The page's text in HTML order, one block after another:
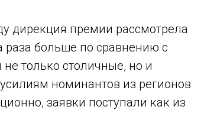
дирекция премии рассмотрела
раза больше по сравнению с
только столичные, но и
номинантов из регионов
заявки поступали как из